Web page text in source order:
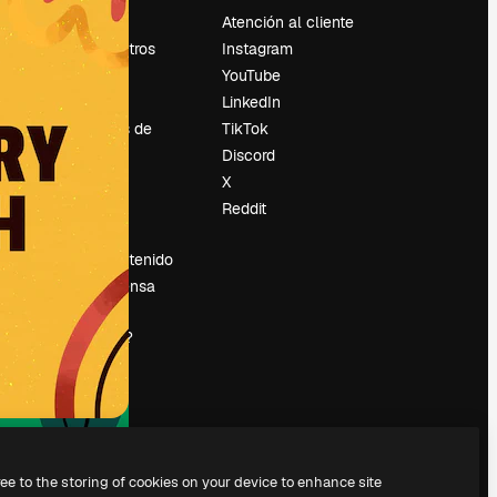
Precios
Sobre nosotros
Reviews
Empleo
Tendencias de
búsqueda
Blog
Eventos
Slidesgo
Vender contenido
Sala de prensa
¿Buscas
magnific.ai?
Atención al cliente
Instagram
YouTube
LinkedIn
TikTok
Discord
X
Reddit
to the storing of cookies on your device to enhance site